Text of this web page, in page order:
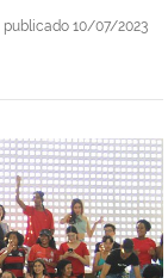
publicado 10/07/2023